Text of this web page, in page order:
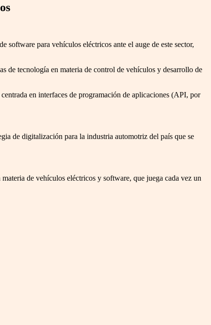
software para vehículos eléctricos ante el auge de este sector,
de tecnología en materia de control de vehículos y desarrollo de
en interfaces de programación de aplicaciones (API, por
de digitalización para la industria automotriz del país que se
de vehículos eléctricos y software, que juega cada vez un